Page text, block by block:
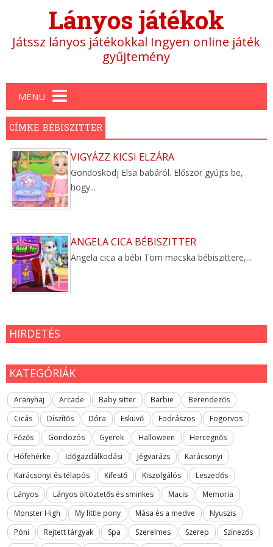
Lányos játékok
Játssz lányos játékokkal Ingyen online játék
gyűjtemény
Main menu
MENU
CÍMKE: BÉBISZITTER
VIGYÁZZ KICSI ELZÁRA
Gondoskodj Elsa babáról. Először gyújts be,
hogy...
ANGELA CICA BÉBISZITTER
Angela cica a bébi Tom macska bébiszittere,...
HIRDETÉS
KATEGÓRIÁK
Aranyhaj Arcade Baby sitter Barbie
Berendezős
Cicás
Díszítős Dóra Esküvő Fodrászos
Fogorvos
Főzős
Gondozós Gyerek Halloween
Hercegnős
Hófehérke
Időgazdálkodási Jégvarázs
Karácsonyi
Karácsonyi és télapós
Kifestő Kiszolgálós
Leszedős
Lányos
Lányos öltöztetős és sminkes Macis
Memoria
Monster High
My little pony Mása és a medve
Nyuszis
Póni
Rejtett tárgyak Spa Szerelmes Szerep
Színezős